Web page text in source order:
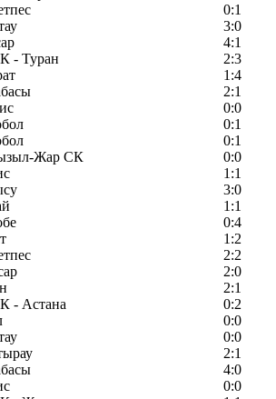
0:1
3:0
4:1
- Туран
2:3
1:4
2:1
0:0
0:1
0:1
Жар СК
0:0
1:1
3:0
1:1
0:4
1:2
2:2
2:0
2:1
- Астана
0:2
0:0
0:0
2:1
4:0
0:0